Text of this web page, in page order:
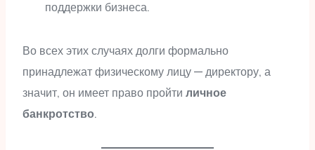
поддержки бизнеса.
Во всех этих случаях долги формально
принадлежат физическому лицу — директору, а
значит, он имеет право пройти личное
банкротство.